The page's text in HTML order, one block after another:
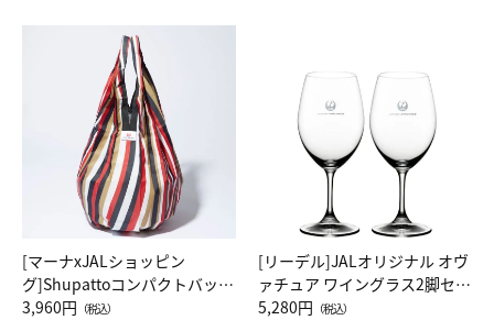
[マーナxJALショッピン
グ]Shupattoコンパクトバッグ
Drop JAL客室乗務員（LC）ス
3,960円 （税込）
[リーデル]JALオリジナル オヴ
ァチュア ワイングラス2脚セッ
ト（レッドワイン）
5,280円 （税込）